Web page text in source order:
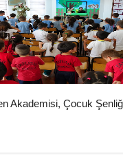
Akademisi, Çocuk